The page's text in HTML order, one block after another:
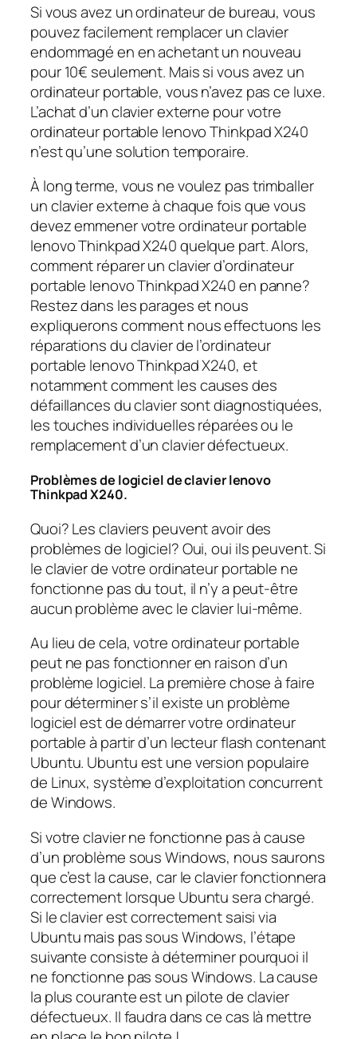
Si vous avez un ordinateur de bureau, vous
pouvez facilement remplacer un clavier
endommagé en en achetant un nouveau
pour 10€ seulement. Mais si vous avez un
ordinateur portable, vous n’avez pas ce luxe.
L’achat d’un clavier externe pour votre
ordinateur portable lenovo Thinkpad X240
n’est qu’une solution temporaire.
À long terme, vous ne voulez pas trimballer
un clavier externe à chaque fois que vous
devez emmener votre ordinateur portable
lenovo Thinkpad X240 quelque part. Alors,
comment réparer un clavier d’ordinateur
portable lenovo Thinkpad X240 en panne?
Restez dans les parages et nous
expliquerons comment nous effectuons les
réparations du clavier de l’ordinateur
portable lenovo Thinkpad X240, et
notamment comment les causes des
défaillances du clavier sont diagnostiquées,
les touches individuelles réparées ou le
remplacement d’un clavier défectueux.
Problèmes de logiciel de clavier lenovo
Thinkpad X240.
Quoi? Les claviers peuvent avoir des
problèmes de logiciel? Oui, oui ils peuvent. Si
le clavier de votre ordinateur portable ne
fonctionne pas du tout, il n’y a peut-être
aucun problème avec le clavier lui-même.
Au lieu de cela, votre ordinateur portable
peut ne pas fonctionner en raison d’un
problème logiciel. La première chose à faire
pour déterminer s’il existe un problème
logiciel est de démarrer votre ordinateur
portable à partir d’un lecteur flash contenant
Ubuntu. Ubuntu est une version populaire
de Linux, système d’exploitation concurrent
de Windows.
Si votre clavier ne fonctionne pas à cause
d’un problème sous Windows, nous saurons
que c’est la cause, car le clavier fonctionnera
correctement lorsque Ubuntu sera chargé.
Si le clavier est correctement saisi via
Ubuntu mais pas sous Windows, l’étape
suivante consiste à déterminer pourquoi il
ne fonctionne pas sous Windows. La cause
la plus courante est un pilote de clavier
défectueux. Il faudra dans ce cas là mettre